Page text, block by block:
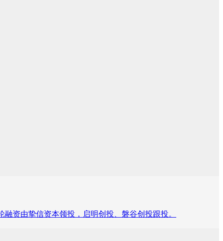
资由挚信资本领投，启明创投、磐谷创投跟投。